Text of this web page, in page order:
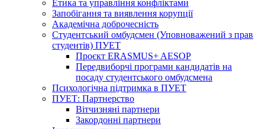
Етика та управління конфліктами
Запобігання та виявлення корупції
Академічна доброчесність
Студентський омбудсмен (Уповноважений з прав
студентів) ПУЕТ
Проєкт ERASMUS+ AESOP
Передвиборчі програми кандидатів на
посаду студентського омбудсмена
Психологічна підтримка в ПУЕТ
ПУЕТ: Партнерство
Вітчизняні партнери
Закордонні партнери